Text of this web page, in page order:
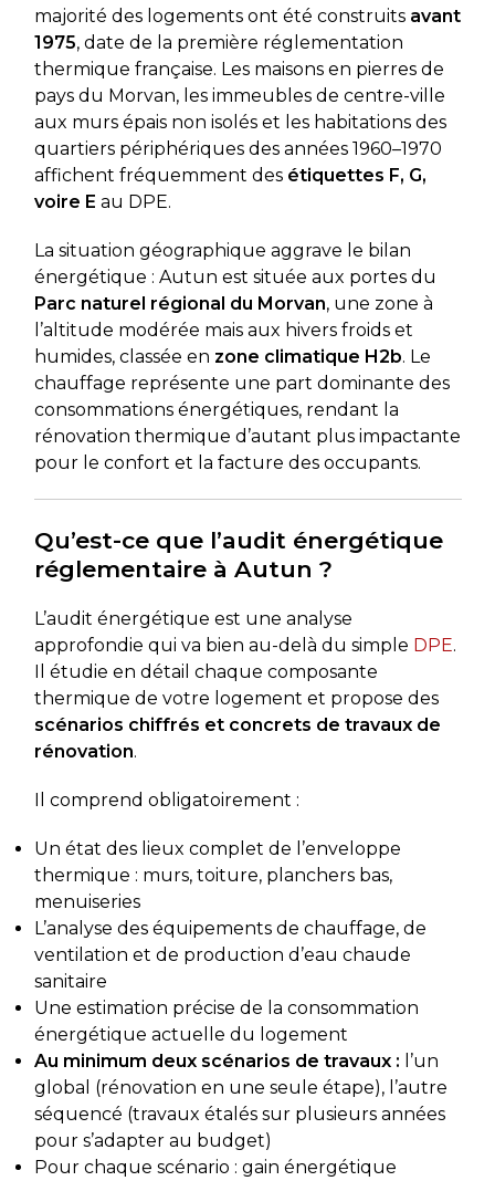
majorité des logements ont été construits avant
1975, date de la première réglementation
thermique française. Les maisons en pierres de
pays du Morvan, les immeubles de centre-ville
aux murs épais non isolés et les habitations des
quartiers périphériques des années 1960–1970
affichent fréquemment des étiquettes F, G,
voire E au DPE.
La situation géographique aggrave le bilan
énergétique : Autun est située aux portes du
Parc naturel régional du Morvan, une zone à
l’altitude modérée mais aux hivers froids et
humides, classée en zone climatique H2b. Le
chauffage représente une part dominante des
consommations énergétiques, rendant la
rénovation thermique d’autant plus impactante
pour le confort et la facture des occupants.
Qu’est-ce que l’audit énergétique
réglementaire à Autun ?
L’audit énergétique est une analyse
approfondie qui va bien au-delà du simple DPE.
Il étudie en détail chaque composante
thermique de votre logement et propose des
scénarios chiffrés et concrets de travaux de
rénovation.
Il comprend obligatoirement :
Un état des lieux complet de l’enveloppe
thermique : murs, toiture, planchers bas,
menuiseries
L’analyse des équipements de chauffage, de
ventilation et de production d’eau chaude
sanitaire
Une estimation précise de la consommation
énergétique actuelle du logement
Au minimum deux scénarios de travaux : l’un
global (rénovation en une seule étape), l’autre
séquencé (travaux étalés sur plusieurs années
pour s’adapter au budget)
Pour chaque scénario : gain énergétique